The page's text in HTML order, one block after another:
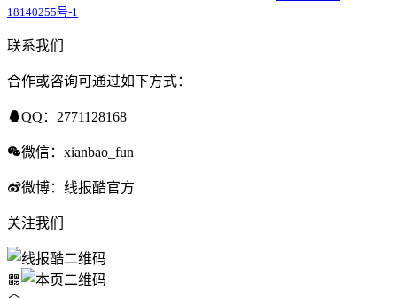
18140255号-1
联系我们
合作或咨询可通过如下方式：
QQ：2771128168
微信：xianbao_fun
微博：线报酷官方
关注我们